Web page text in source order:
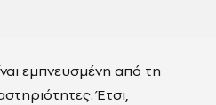
εμπνευσμένη από τη
Έτσι,